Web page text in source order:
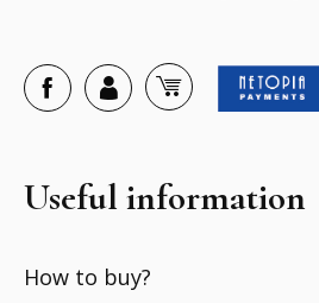
Useful information
How to buy?